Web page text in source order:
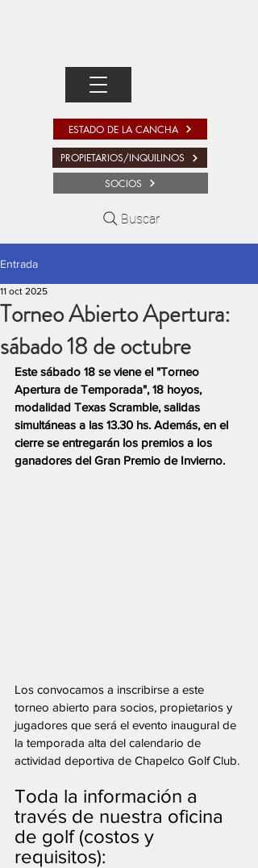
SOCIOS
ESTADO DE LA CANCHA
PROPIETARIOS/INQUILINOS
Buscar
Entrada
Torneo Abierto Apertura:
sábado 18 de octubre
11 oct 2025
Este sábado 18 se viene el "Torneo
Apertura de Temporada", 18 hoyos,
modalidad Texas Scramble, salidas
simultáneas a las 13.30 hs. Además, en el
cierre se entregarán los premios a los
ganadores del Gran Premio de Invierno.
Los convocamos a inscribirse a este
torneo abierto para socios, propietarios y
jugadores que será el evento inaugural de
la temporada alta del calendario de
actividad deportiva de Chapelco Golf Club.
Toda la información a
través de nuestra oficina
de golf (costos y
requisitos):